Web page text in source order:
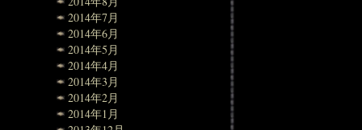
2014年7月
2014年6月
2014年5月
2014年4月
2014年3月
2014年2月
2014年1月